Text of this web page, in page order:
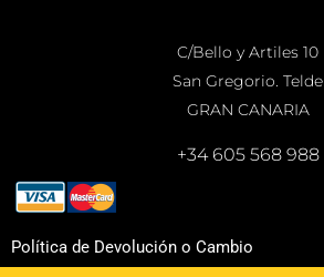
C/Bello y Artiles 10
San Gregorio. Telde
GRAN CANARIA
+34 605 568 988
Política de Devolución o Cambio